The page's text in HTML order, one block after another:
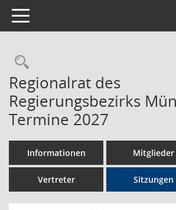
Toggle navigation
Rechercheauswahl
Regionalrat des
Regierungsbezirks
Termine 2027
Informationen Mitglieder
Vertreter Sitzungen